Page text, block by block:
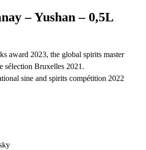
– Yushan – 0,5L
award 2023, the global spirits master
sélection Bruxelles 2021.
sine and spirits compétition 2022